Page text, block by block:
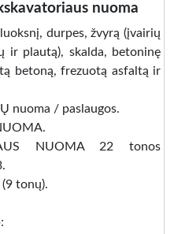
nuoma
durpes, žvyrą (įvairių
ir plautą), skalda, betoninę
betoną, frezuotą asfaltą ir
nuoma / paslaugos.
NUOMA 22 tonos
tonų).